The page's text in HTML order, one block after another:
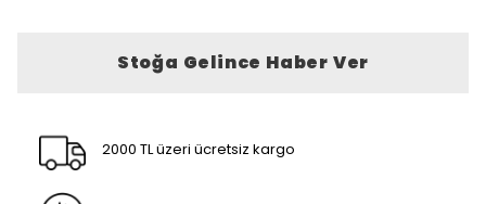
Stoğa Gelince Haber Ver
2000 TL üzeri ücretsiz kargo